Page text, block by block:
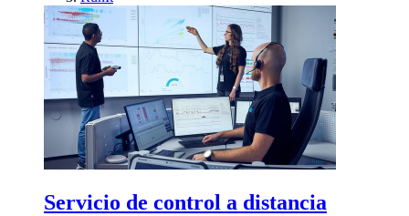
Servicio de control a distancia